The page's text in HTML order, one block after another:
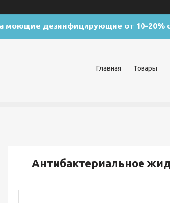
моющие дезинфицирующие от 10-20%
Главная Товары
Антибактериальное